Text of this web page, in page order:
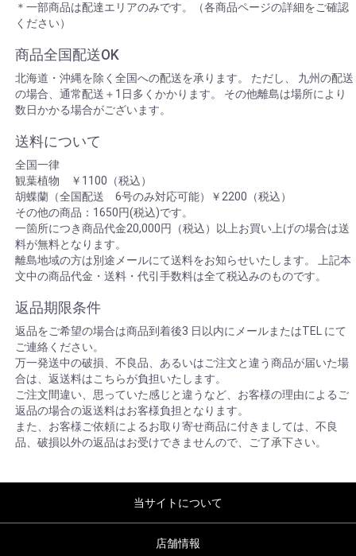
＊一部商品は配達エリアのみです。（各商品ページの詳細をご確認
ください）
商品全国配送OK
北海道・沖縄を除く全国への配送を承ります。 ただし、 九州の配送
の場合、通常配送＋1日多くかかります。 その他離島は場所により
数日かかる場合がございます。
送料について
全国一律
観葉植物 ￥1100（税込）
胡蝶蘭（全国配送 6号のみ対応可能）￥2200（税込）
その他の商品：1650円(税込)です。
一箇所につき商品代金20,000円（税込）以上お買い上げの場合は送
料が無料となります。
離島地域の方は別途メールにて送料をお知らせいたします。 上記本
文中の商品代金・送料・代引手数料は全て税込みのものです。
返品期限条件
返品をご希望の場合は商品到着後3 日以内にメールまたはTEL にて
ご連絡ください。
万一発送中の破損、不良品、あるいはご注文と違う商品が届いた場
合は、返送料はこちらが負担いたします。
ご注文間違い、思っていた感じと違うなど、お客様の理由によるご
返品の場合の返送料はお客様負担となります。
また、お客様ご依頼によるお取り寄せ商品に付きましては、不良
品、破損以外の返品はお受けできませんので、ご了承下さい。
当サイトについて
店舗情報